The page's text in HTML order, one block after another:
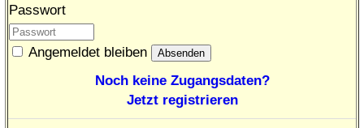
Passwort
Angemeldet bleiben
Noch keine Zugangsdaten?
Jetzt registrieren